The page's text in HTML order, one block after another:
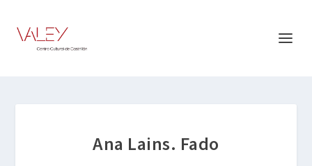
Ana Lains. Fado